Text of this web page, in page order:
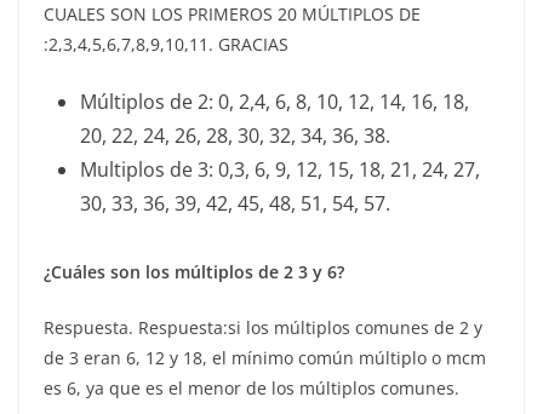
CUALES SON LOS PRIMEROS 20 MÚLTIPLOS DE
:2,3,4,5,6,7,8,9,10,11. GRACIAS
Múltiplos de 2: 0, 2,4, 6, 8, 10, 12, 14, 16, 18,
20, 22, 24, 26, 28, 30, 32, 34, 36, 38.
Multiplos de 3: 0,3, 6, 9, 12, 15, 18, 21, 24, 27,
30, 33, 36, 39, 42, 45, 48, 51, 54, 57.
¿Cuáles son los múltiplos de 2 3 y 6?
Respuesta. Respuesta:si los múltiplos comunes de 2 y
de 3 eran 6, 12 y 18, el mínimo común múltiplo o mcm
es 6, ya que es el menor de los múltiplos comunes.